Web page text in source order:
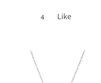
Like
4